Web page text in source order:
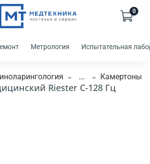
0
Метрология Испытательная
... Камертоны
Riester С-128 Гц